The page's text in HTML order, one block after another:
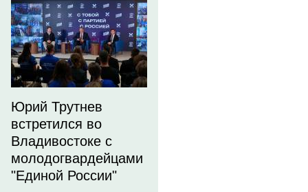
Юрий Трутнев
встретился во
Владивостоке с
молодогвардейцами
"Единой России"